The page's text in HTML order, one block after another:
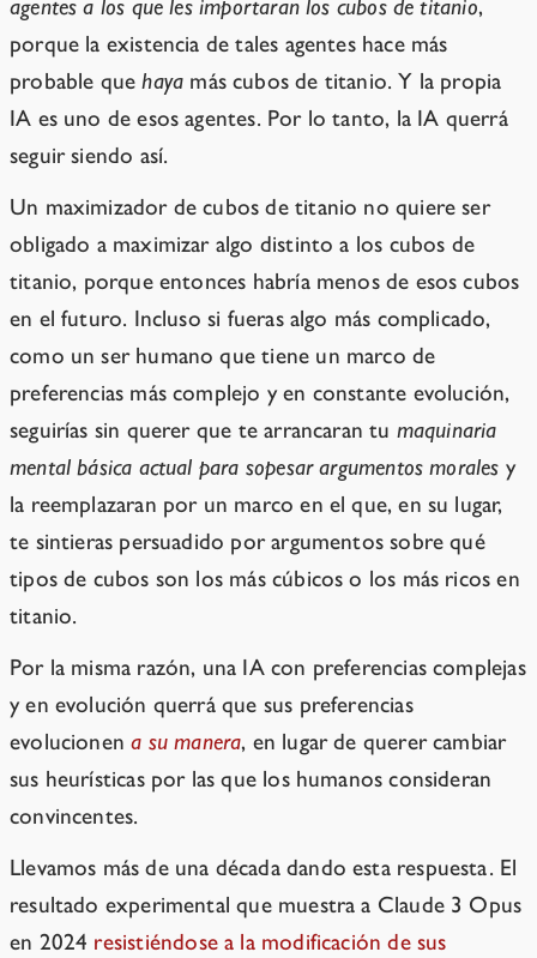
agentes a los que les importaran los cubos de titanio,
porque la existencia de tales agentes hace más
probable quehaya más cubos de titanio. Y la propia
IA es uno de esos agentes. Por lo tanto, la IA querrá
seguir siendo así.
Un maximizador de cubos de titanio no quiere ser
obligado a maximizar algo distinto a los cubos de
titanio, porque entonces habría menos de esos cubos
en el futuro. Incluso si fueras algo más complicado,
como un ser humano que tiene un marco de
preferencias más complejo y en constante evolución,
seguirías sin querer que te arrancaran tu maquinaria
mental básica actual para sopesar argumentos morales y
la reemplazaran por un marco en el que, en su lugar,
te sintieras persuadido por argumentos sobre qué
tipos de cubos son los más cúbicos o los más ricos en
titanio.
Por la misma razón, una IA con preferencias complejas
y en evolución querrá que sus preferencias
evolucionena su manera, en lugar de querer cambiar
sus heurísticas por las que los humanos consideran
convincentes.
Llevamos más de una década dando esta respuesta. El
resultado experimental que muestra a Claude 3 Opus
en 2024 resistiéndose a la modificación de sus